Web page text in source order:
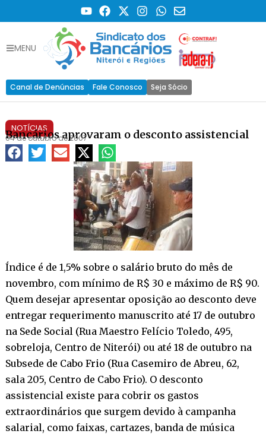
MENU
Canal de Denúncias Fale Conosco Seja Sócio
NOTÍCIAS
Bancários aprovaram o desconto assistencial
04 de outubro de 2007
Índice é de 1,5% sobre o salário bruto do mês de
novembro, com mínimo de R$ 30 e máximo de R$ 90.
Quem desejar apresentar oposição ao desconto deve
entregar requerimento manuscrito até 17 de outubro
na Sede Social (Rua Maestro Felício Toledo, 495,
sobreloja, Centro de Niterói) ou até 18 de outubro na
Subsede de Cabo Frio (Rua Casemiro de Abreu, 62,
sala 205, Centro de Cabo Frio). O desconto
assistencial existe para cobrir os gastos
extraordinários que surgem devido à campanha
salarial, como faixas, cartazes, banda de música